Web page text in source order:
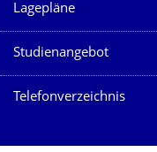
Lagepläne
Studienangebot
Telefonverzeichnis